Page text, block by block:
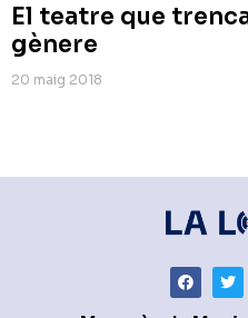
El teatre que
gènere
20 maig 2018